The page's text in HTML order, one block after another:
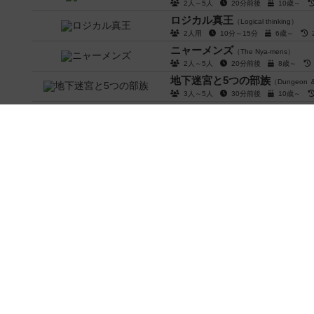
2人～5人
20分前後 10歳～
ロジカル真王 （Logical thinking）
2人用
10分～15分 6歳～
ニャーメンズ （The Nya-mens）
2人～5人
20分前後 8歳～
地下迷宮と5つの部族 （Dungeon
3人～5人
30分前後 10歳～